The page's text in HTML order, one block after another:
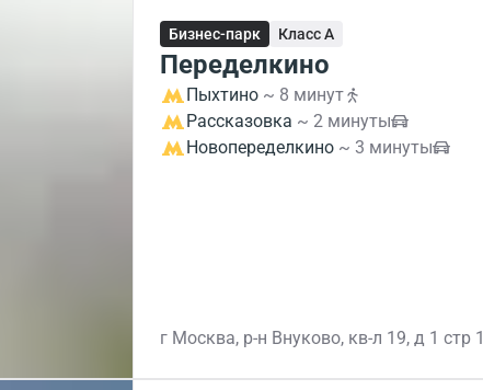
Бизнес-парк Класс A
Переделкино
Пыхтино ~ 8 минут
Рассказовка ~ 2 минуты
Новопеределкино ~ 3 минуты
г Москва, р-н Внуково, кв-л 19, д 1 стр 1